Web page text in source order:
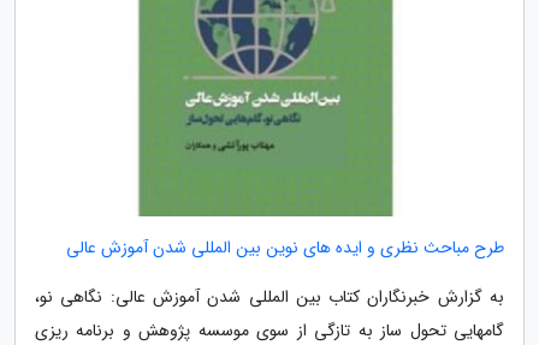
طرح مباحث نظری و ایده های نوین بین المللی شدن آموزش عالی
به گزارش خبرنگاران کتاب بین المللی شدن آموزش عالی: نگاهی نو،
گام­هایی تحول ­ساز به تازگی از سوی موسسه پژوهش و برنامه ریزی